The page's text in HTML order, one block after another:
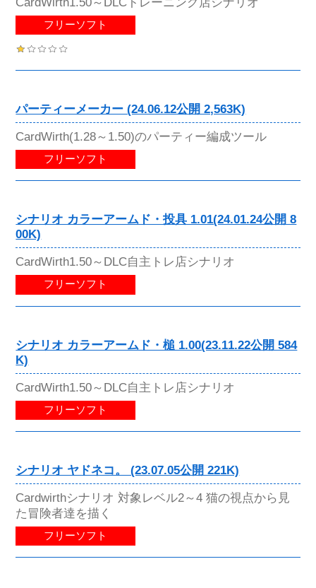
フリーソフト
パーティーメーカー (24.06.12公開 2,563K)
CardWirth(1.28～1.50)のパーティー編成ツール
フリーソフト
シナリオ カラーアームド・投具 1.01(24.01.24公開 8
00K)
CardWirth1.50～DLC自主トレ店シナリオ
フリーソフト
シナリオ カラーアームド・槌 1.00(23.11.22公開 584
K)
CardWirth1.50～DLC自主トレ店シナリオ
フリーソフト
シナリオ ヤドネコ。 (23.07.05公開 221K)
Cardwirthシナリオ 対象レベル2～4 猫の視点から見
た冒険者達を描く
フリーソフト